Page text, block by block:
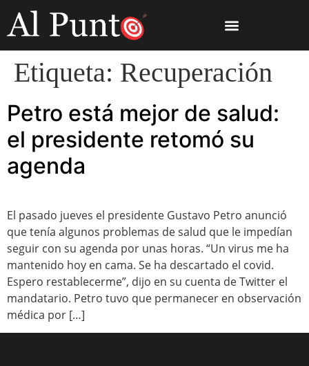
Etiqueta: Recuperación
Petro está mejor de salud:
el presidente retomó su
agenda
El pasado jueves el presidente Gustavo Petro anunció
que tenía algunos problemas de salud que le impedían
seguir con su agenda por unas horas. “Un virus me ha
mantenido hoy en cama. Se ha descartado el covid.
Espero restablecerme”, dijo en su cuenta de Twitter el
mandatario. Petro tuvo que permanecer en observación
médica por […]